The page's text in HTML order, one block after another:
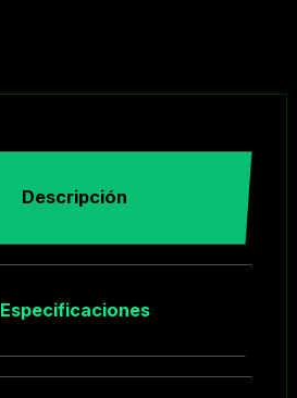
Descripción
Especificaciones